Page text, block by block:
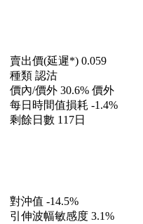
賣出價(延遲*) 0.059
種類 認沽
價內/價外 30.6% 價外
每日時間值損耗 -1.4%
剩餘日數 117日
對沖值 -14.5%
引伸波幅敏感度 3.1%